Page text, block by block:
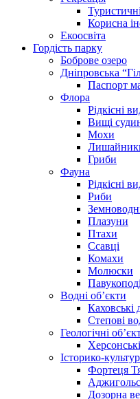
Корисна
Екоосвіта
Гордість парку
Боброве озеро
Дніпровська
Паспорт
Флора
Рідкісні
Вищі
Мохи
Гриби
Фауна
Рідкісні
Риби
Плазуни
Птахи
Ссавці
Комахи
Молюски
Водні об’єкти
Каховські
Степові
Геологічні
Історико-
Фортеця
Дозорна